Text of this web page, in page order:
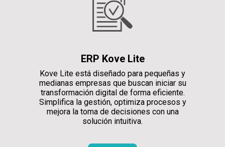
ERP Kove Lite
Kove Lite está diseñado para pequeñas y
medianas empresas que buscan iniciar su
transformación digital de forma eficiente.
Simplifica la gestión, optimiza procesos y
mejora la toma de decisiones con una
solución intuitiva.